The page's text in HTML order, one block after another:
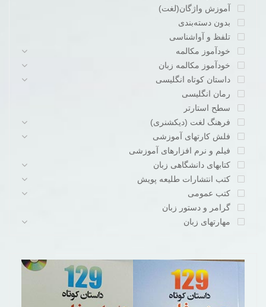
آموزش واژگان(لغت)
بدون دسته‌بندی
تلفظ و آواشناسی
خودآموز مکالمه
خودآموز مکالمه زبان
داستان کوتاه انگلیسی
رمان انگلیسی
سطح استارتر
فرهنگ لغت (دیکشنری)
فلش کارتهای آموزشی
فیلم و نرم افزارهای آموزشی
کتابهای دانشگاهی زبان
کتب انتشارات طلیعه پویش
کتب عمومی
گرامر و دستور زبان
مهارتهای زبان